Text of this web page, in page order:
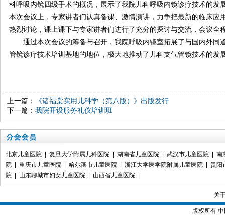
科呼吸内镜四级手术的概况，展示了我院儿科呼吸内镜诊疗技术的发
本次会议上，专家讲者们认真备课、激情演讲，力争把最新的临床应
热烈讨论，课上课下与专家讲者们进行了充分的探讨与交流，会议全
通过本次会议的筹备与召开，我院呼吸内镜室拓展了与国内外同
管镜诊疗技术培训基地的地位，极大地推动了儿科支气管镜技术的发
上一篇：
《诸福棠实用儿科学（第八版）》出版发行
下一篇： 我院开设服务礼仪培训班
北京儿童医院 复旦大学附属儿科医院 湖南省儿童医院 武汉市儿童医院
南
院
重庆市儿童医院 哈尔滨市儿童医院 浙江大学医学院附属儿童医院
贵阳
院
山东聊城市妇女儿童医院 山西省儿童医院
关
版权所有